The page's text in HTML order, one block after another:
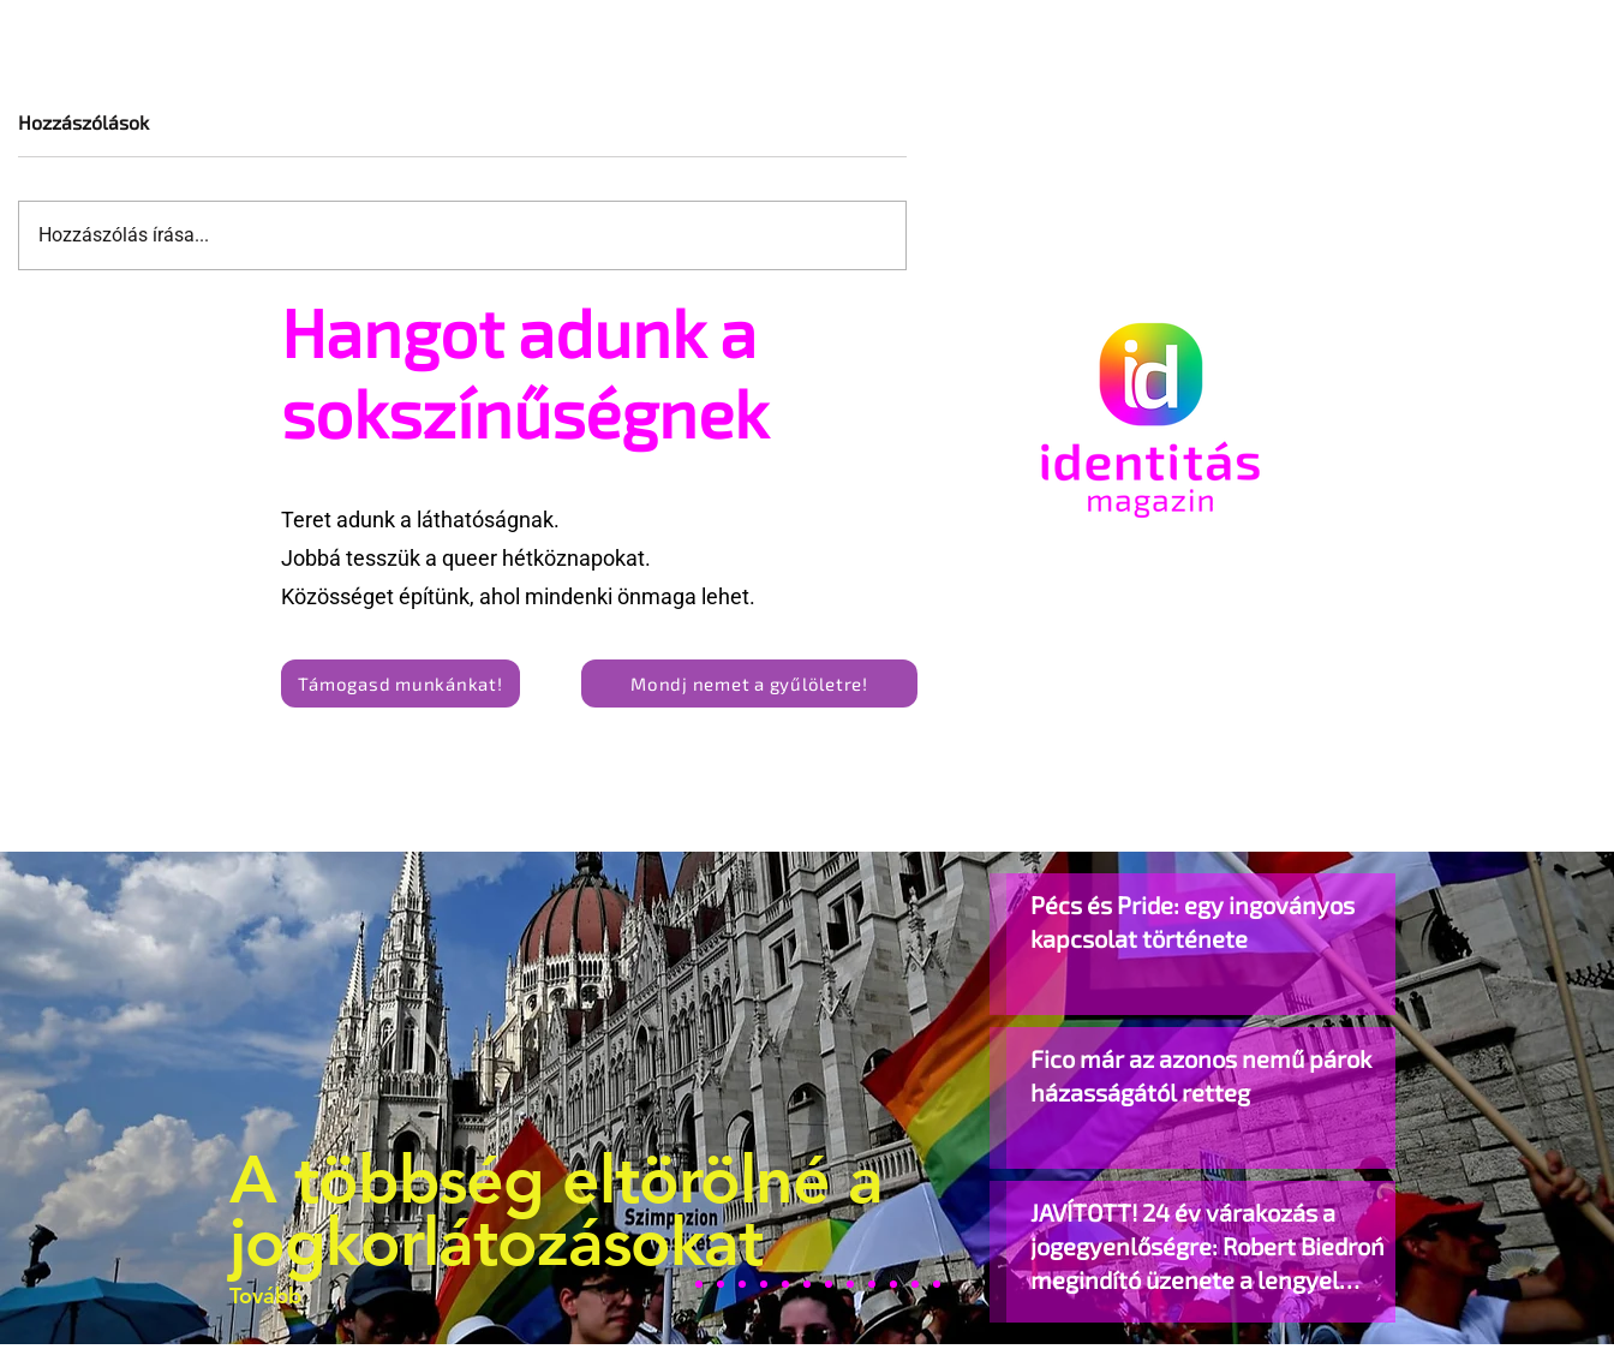
népszavazás gyűlöletet szít
Rendhagyó balettórák a
queer emberek elfogadásáért
Hozzászólások
Hozzászólás írása...
Hangot adunk a
sokszínűségnek
Teret adunk a láthatóságnak.
Jobbá tesszük a queer hétköznapokat.
Közösséget építünk, ahol mindenki önmaga lehet.
Támogasd munkánkat! Mondj nemet a gyűlöletre!
A többség eltörölné a
jogkorlátozásokat
Tovább
Pécs és Pride: egy ingoványos
kapcsolat története
Fico már az azonos nemű párok
házasságától retteg
JAVÍTOTT! 24 év várakozás a
jogegyenlőségre: Robert Biedroń
megindító üzenete a lengyel
bejegyzett élettársi kapcsolatokért